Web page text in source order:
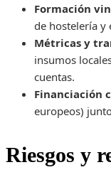
Formación
de hostelería y
Métricas y
insumos
cuentas.
Financiación
europeos)
Riesgos y